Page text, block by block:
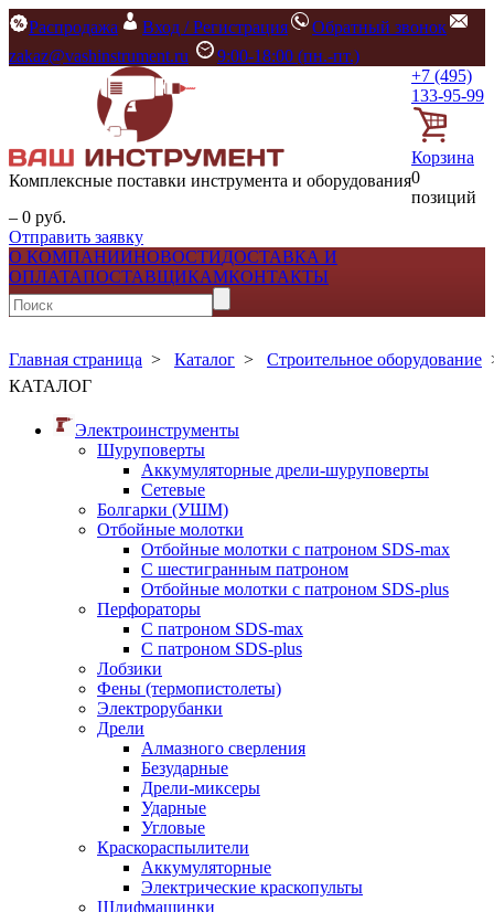
Распродажа Вход / Регистрация
Обратный звонок
zakaz@vashinstrument.ru
9:00-18:00 (пн.-пт.)
Комплексные поставки инструмента и оборудования
+7 (495)
133-95-99
Корзина
0
позиций
– 0 руб.
Отправить заявку
О КОМПАНИИНОВОСТИДОСТАВКА И
ОПЛАТАПОСТАВЩИКАМКОНТАКТЫ
Главная страница > Каталог > Строительное оборудование
КАТАЛОГ
Электроинструменты
Шуруповерты
Аккумуляторные дрели-шуруповерты
Сетевые
Болгарки (УШМ)
Отбойные молотки
Отбойные молотки с патроном SDS-max
С шестигранным патроном
Отбойные молотки с патроном SDS-plus
Перфораторы
С патроном SDS-max
С патроном SDS-plus
Лобзики
Фены (термопистолеты)
Электрорубанки
Дрели
Алмазного сверления
Безударные
Дрели-миксеры
Ударные
Угловые
Краскораспылители
Аккумуляторные
Электрические краскопульты
Шлифмашинки